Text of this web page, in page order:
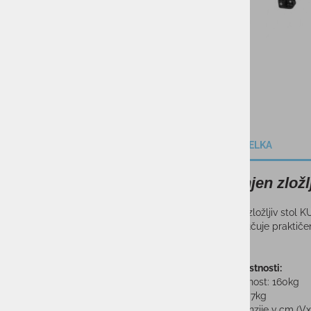
OPIS IZDELKA
Oblazinjen
Oblazinjen zložljiv stol
užitek. Vključuje
Tehnične lastnosti:
Nosilnost: 160kg
Teža: 7kg